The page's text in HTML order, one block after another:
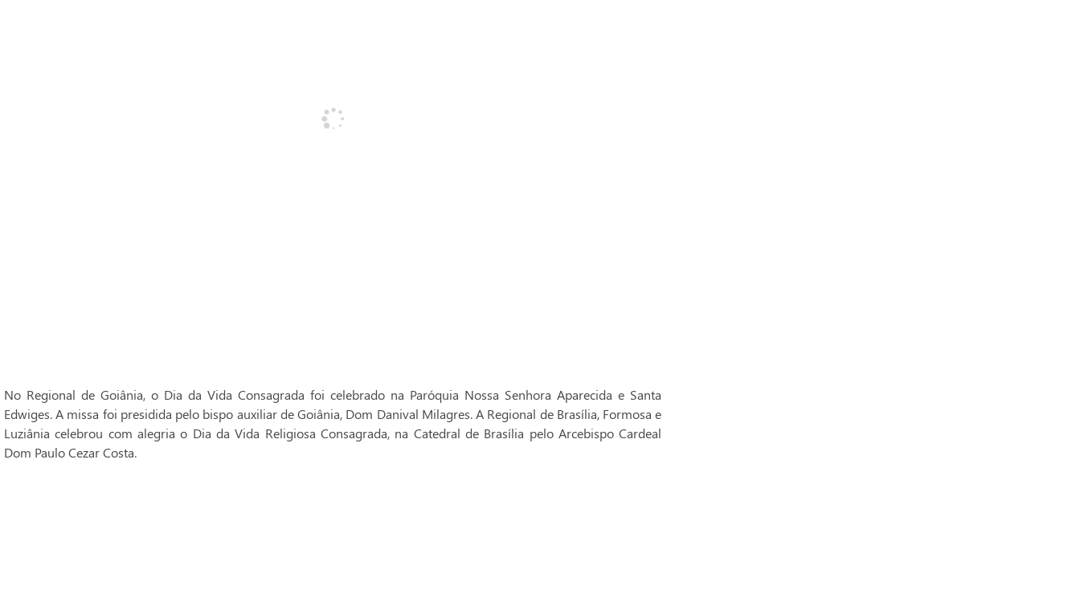
No Regional de Goiânia, o Dia da Vida Consagrada foi celebrado na Paróquia Nossa Senhora Aparecida e Santa
Edwiges. A missa foi presidida pelo bispo auxiliar de Goiânia, Dom Danival Milagres. A Regional de Brasília, Formosa e
Luziânia celebrou com alegria o Dia da Vida Religiosa Consagrada, na Catedral de Brasília pelo Arcebispo Cardeal
Dom Paulo Cezar Costa.